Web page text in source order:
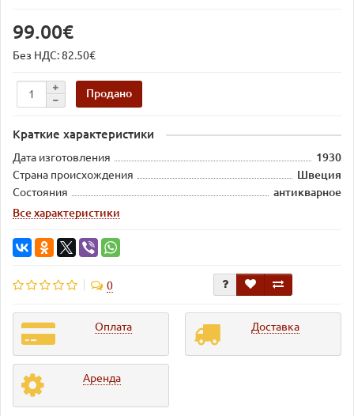
99.00€
Без НДС: 82.50€
Продано
Краткие характеристики
Дата изготовления
1930
Страна происхождения
Швеция
Состояния
антикварное
Все характеристики
0
Оплата Доставка
Аренда